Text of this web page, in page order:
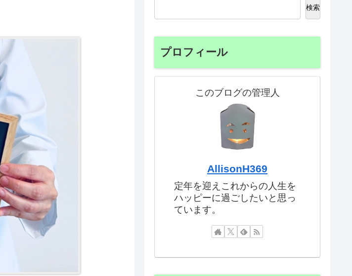
検索
プロフィール
このブログの管理人
AllisonH369
定年を迎えこれからの人生を
ハッピーに過ごしたいと思っ
ています。